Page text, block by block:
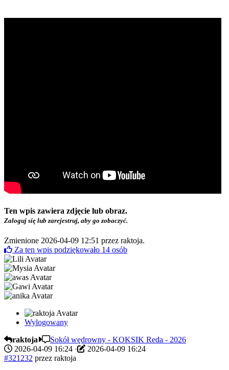
Ten wpis zawiera zdjęcie lub obraz.
Zaloguj się lub zarejestruj, aby go zobaczyć.
Zmienione 2026-04-09 12:51 przez raktoja.
Za ten wpis podziękowało 14 osób
Wylogowany
raktoja
Sokół wędrowny - KOKSIK Reda - 2026
2026-04-09 16:24 ·
2026-04-09 16:24
#321232 przez raktoja